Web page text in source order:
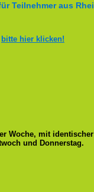
Teilnehmer aus
bitte hier klicken!
Woche, mit identischer
und Donnerstag.